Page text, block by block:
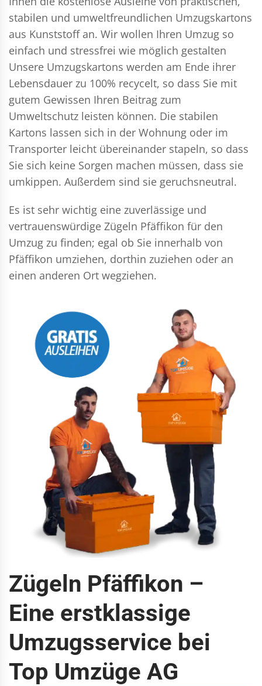
stabilen und umweltfreundlichen Umzugskartons
aus Kunststoff an. Wir wollen Ihren Umzug so
einfach und stressfrei wie möglich gestalten
Unsere Umzugskartons werden am Ende ihrer
Lebensdauer zu 100% recycelt, so dass Sie mit
gutem Gewissen Ihren Beitrag zum
Umweltschutz leisten können. Die stabilen
Kartons lassen sich in der Wohnung oder im
Transporter leicht übereinander stapeln, so dass
Sie sich keine Sorgen machen müssen, dass sie
umkippen. Außerdem sind sie geruchsneutral.
Es ist sehr wichtig eine zuverlässige und
vertrauenswürdige Zügeln Pfäffikon für den
Umzug zu finden; egal ob Sie innerhalb von
Pfäffikon umziehen, dorthin zuziehen oder an
einen anderen Ort wegziehen.
Zügeln Pfäffikon –
Eine erstklassige
Umzugsservice bei
Top Umzüge AG